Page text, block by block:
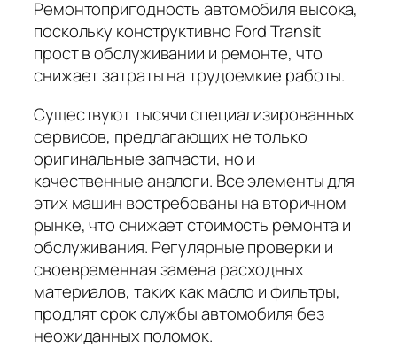
Ремонтопригодность автомобиля высока,
поскольку конструктивно Ford Transit
прост в обслуживании и ремонте, что
снижает затраты на трудоемкие работы.
Существуют тысячи специализированных
сервисов, предлагающих не только
оригинальные запчасти, но и
качественные аналоги. Все элементы для
этих машин востребованы на вторичном
рынке, что снижает стоимость ремонта и
обслуживания. Регулярные проверки и
своевременная замена расходных
материалов, таких как масло и фильтры,
продлят срок службы автомобиля без
неожиданных поломок.